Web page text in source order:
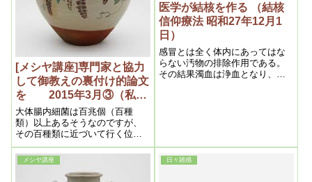
けでも私は全世界の医学者に分
らせたなら、現代医学は科学的
ではなく、推理、機械、実験の
三者による苦痛解消手段でしか
[メシヤ講座]専門家と協力
して御教えの裏付け的論文
を 2015年3月③（私達
の学び目からウロコの内容
より）
大体腸内細菌は百兆個（百種
類）以上あるそうなのですが、
その百種類に近づいて行く位の
菌を持っておかないといけない
のです。最近の治療では人の細
菌をもらって腸に移します。女
性にとって嬉しいことに菌が増
医学が結核を作る （結核
信仰療法 昭和27年12月1
日）
感冒とは全く体内にあってはな
らない汚物の排除作用である。
その結果濁血は浄血となり、健
メシヤ講座 日々雑感